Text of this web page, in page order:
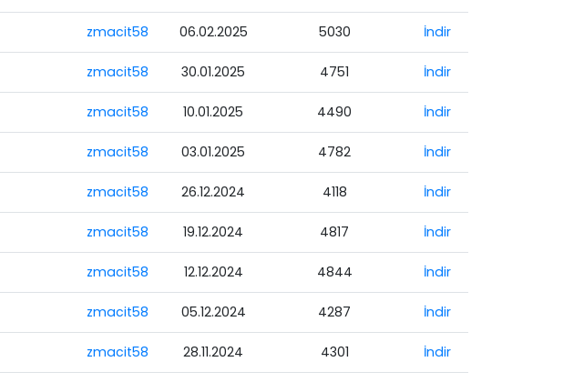
zmacit58 06.02.2025 5030 İndir
zmacit58 30.01.2025 4751 İndir
zmacit58 10.01.2025 4490 İndir
zmacit58 03.01.2025 4782 İndir
zmacit58 26.12.2024 4118 İndir
zmacit58 19.12.2024 4817 İndir
zmacit58 12.12.2024 4844 İndir
zmacit58 05.12.2024 4287 İndir
zmacit58 28.11.2024 4301 İndir